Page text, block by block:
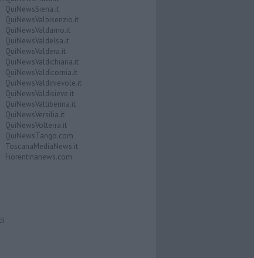
QuiNewsSiena.it
QuiNewsValbisenzio.it
QuiNewsValdarno.it
QuiNewsValdelsa.it
QuiNewsValdera.it
QuiNewsValdichiana.it
QuiNewsValdicornia.it
QuiNewsValdinievole.it
QuiNewsValdisieve.it
QuiNewsValtiberina.it
QuiNewsVersilia.it
QuiNewsVolterra.it
QuiNewsTango.com
ToscanaMediaNews.it
Fiorentinanews.com